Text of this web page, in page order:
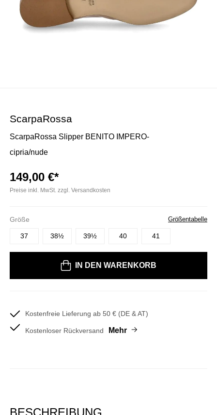
ScarpaRossa
ScarpaRossa Slipper BENITO IMPERO-
cipria/nude
149,00 €*
Preise inkl. MwSt. zzgl. Versandkosten
Größe Größentabelle
37 38½ 39½ 40 41
IN DEN WARENKORB
Kostenfreie Lieferung ab 50 € (DE & AT)
Kostenloser Rückversand Mehr
BESCHREIBUNG